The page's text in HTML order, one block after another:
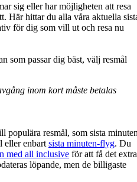
sig eller har möjligheten att resa
Här hittar du alla våra aktuella
för dig som vill ut och resa nu
som passar dig bäst, välj resmål
inom kort måste betalas
populära resmål, som sista
eller enbart sista minuten-flyg. Du
med all inclusive för att få det extra
löpande, men de billigaste